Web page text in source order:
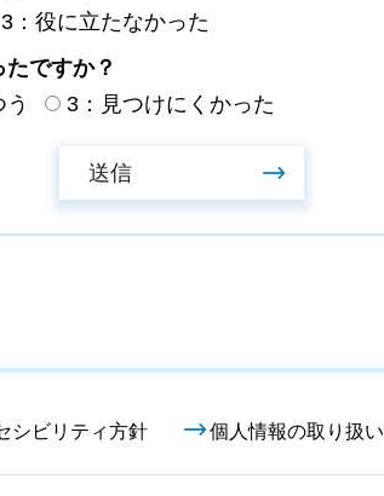
3：役に立たなかった
ですか？
3：見つけにくかった
シビリティ方針 個人情報の取り扱い